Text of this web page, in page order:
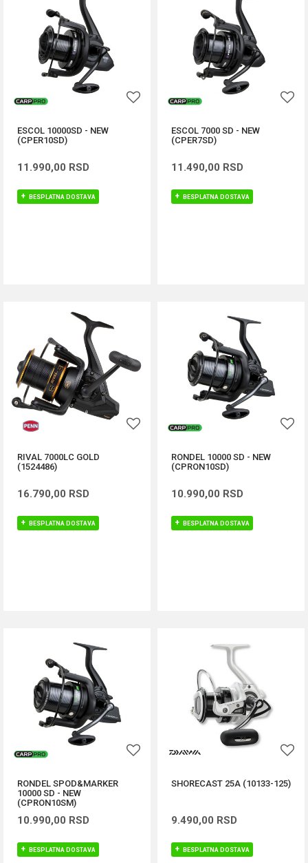
ESCOL 10000SD - NEW
(CPER10SD)
11.990,00 RSD
BESPLATNA DOSTAVA
ESCOL 7000 SD - NEW
(CPER7SD)
11.490,00 RSD
BESPLATNA DOSTAVA
RIVAL 7000LC GOLD
(1524486)
16.790,00 RSD
BESPLATNA DOSTAVA
RONDEL 10000 SD - NEW
(CPRON10SD)
10.990,00 RSD
BESPLATNA DOSTAVA
RONDEL SPOD&MARKER
10000 SD - NEW
(CPRON10SM)
10.990,00 RSD
BESPLATNA DOSTAVA
SHORECAST 25A (10133-125)
9.490,00 RSD
BESPLATNA DOSTAVA